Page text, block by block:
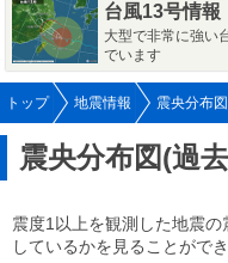
台風13号情報
大型で非常に強い
でいます
トップ 地震情報 震央分布図
震央分布図(過
震度1以上を観測した地震
しているかを見ることができ